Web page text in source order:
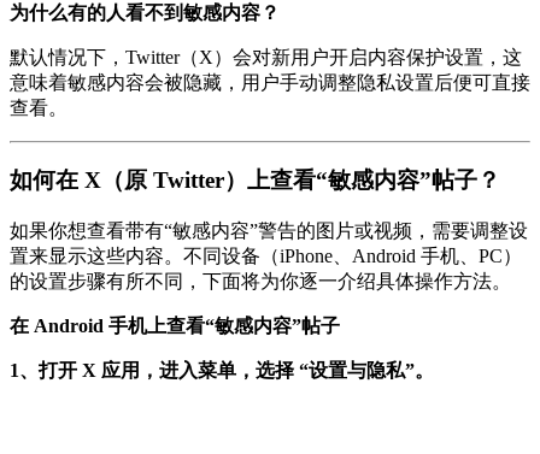
为什么有的人看不到敏感内容？
默认情况下，Twitter（X）会对新用户开启内容保护设置，这
意味着敏感内容会被隐藏，用户手动调整隐私设置后便可直接
查看。
如何在 X（原 Twitter）上查看“敏感内容”帖子？
如果你想查看带有“敏感内容”警告的图片或视频，需要调整设
置来显示这些内容。不同设备（iPhone、Android 手机、PC）
的设置步骤有所不同，下面将为你逐一介绍具体操作方法。
在 Android 手机上查看“敏感内容”帖子
1、打开 X 应用，进入菜单，选择 “设置与隐私”。